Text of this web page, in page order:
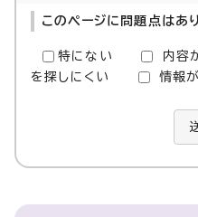
このページに問題点はあ
特にない 内容
を探しにくい
情報